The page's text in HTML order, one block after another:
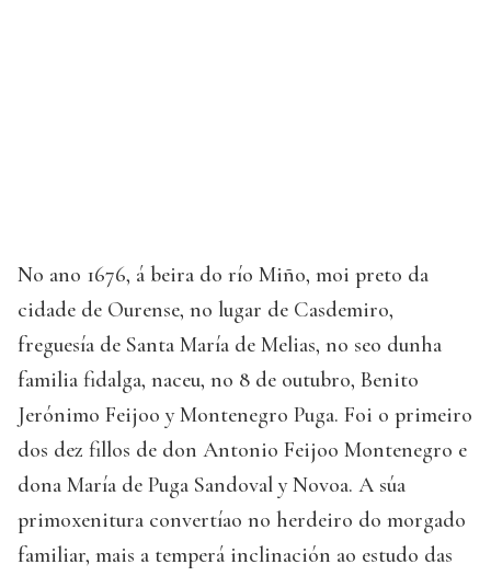
No ano 1676, á beira do río Miño, moi preto da
cidade de Ourense, no lugar de Casdemiro,
freguesía de Santa María de Melias, no seo dunha
familia fidalga, naceu, no 8 de outubro, Benito
Jerónimo Feijoo y Montenegro Puga. Foi o primeiro
dos dez fillos de don Antonio Feijoo Montenegro e
dona María de Puga Sandoval y Novoa. A súa
primoxenitura convertíao no herdeiro do morgado
familiar, mais a temperá inclinación ao estudo das